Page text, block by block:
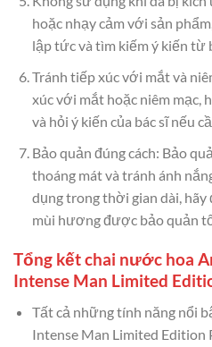
hoặc nhạy cảm với sản
lập tức và tìm kiếm ý kiến ​​từ
Tránh tiếp xúc với mắt và
xúc với mắt hoặc niêm mạc,
và hỏi ý kiến ​​của bác sĩ nếu
Bảo quản đúng cách: Bảo
thoáng mát và tránh ánh
dụng trong thời gian dài, hãy
mùi hương được bảo quản
Tổng kết chai nước hoa
Intense Man Limited
Tất cả những tính năng nổi
Intense Man Limited Edition